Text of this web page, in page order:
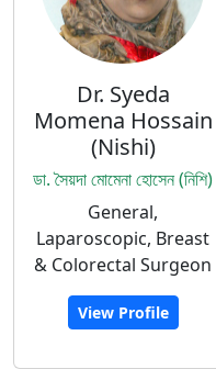
Dr. Syeda
Momena Hossain
(Nishi)
ডা. সৈয়দা মোমেনা হোসেন (নিশি)
General,
Laparoscopic, Breast
& Colorectal Surgeon
View Profile